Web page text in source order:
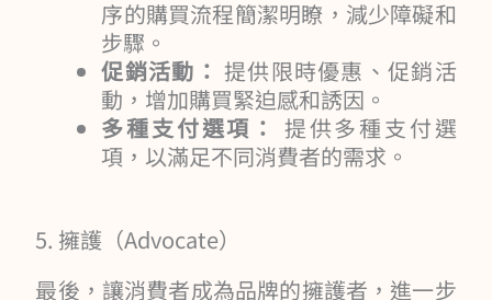
序的購買流程簡潔明瞭，減少障礙和
步驟。
促銷活動： 提供限時優惠、促銷活
動，增加購買緊迫感和誘因。
多種支付選項： 提供多種支付選
項，以滿足不同消費者的需求。
5. 擁護（Advocate）
最後，讓消費者成為品牌的擁護者，進一步